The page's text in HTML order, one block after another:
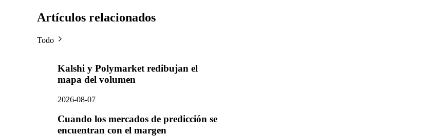
Artículos relacionados
Todo
Kalshi y Polymarket redibujan el
mapa del volumen
2026-08-07
Cuando los mercados de predicción se
encuentran con el margen